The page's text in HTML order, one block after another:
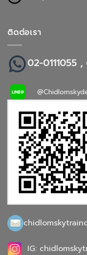
ติดต่อเรา
02-0111055 ,
IG: